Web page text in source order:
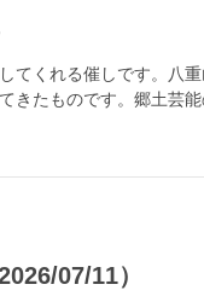
てくれる催しです。八
きたものです。郷土芸
07/11）